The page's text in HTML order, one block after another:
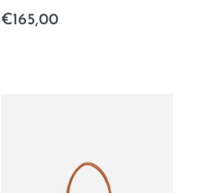
€165,00